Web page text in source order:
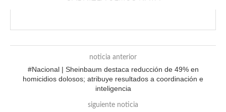
noticia anterior
#Nacional | Sheinbaum destaca reducción de 49% en
homicidios dolosos; atribuye resultados a coordinación e
inteligencia
siguiente noticia